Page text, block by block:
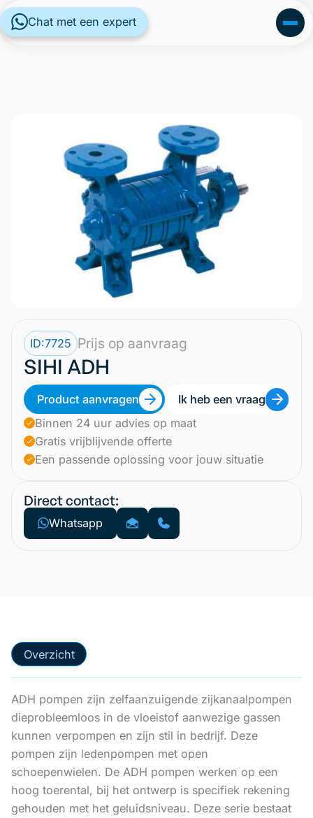
ID:7725 Prijs op aanvraag
SIHI ADH
Product aanvragen
Ik heb een vraag
Binnen 24 uur advies op maat
Gratis vrijblijvende offerte
Een passende oplossing voor jouw situatie
Direct contact:
Whatsapp
Overzicht
ADH pompen zijn zelfaanzuigende zijkanaalpompen
dieprobleemloos in de vloeistof aanwezige gassen
kunnen verpompen en zijn stil in bedrijf. Deze
pompen zijn ledenpompen met open
schoepenwielen. De ADH pompen werken op een
hoog toerental, bij het ontwerp is specifiek rekening
gehouden met het geluidsniveau. Deze serie bestaat
Chat met een expert